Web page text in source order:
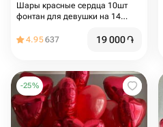
Шары красные сердца 10шт
фонтан для девушки на 14
4.95637 19 000֏
-25%